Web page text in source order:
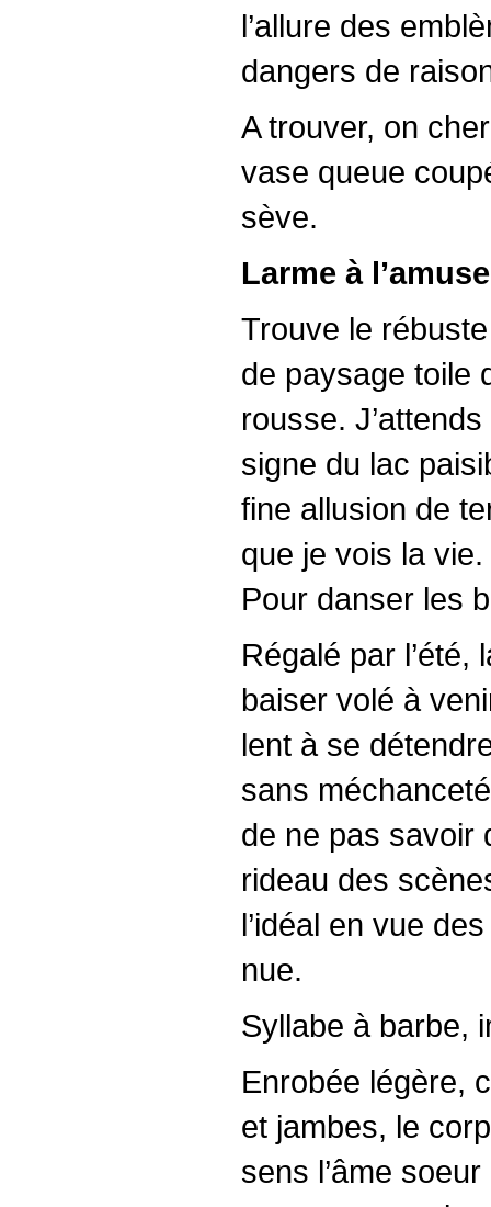
l’allure des
dangers de
A trouver, on
vase queue
sève.
Larme à
Trouve le
de paysage toile
rousse.
signe du lac
fine allusion de
que je vois la
Pour danser les
Régalé par l’été,
baiser volé à
lent à se
sans
de ne pas savoir
rideau des
l’idéal en vue
nue.
Syllabe à barbe,
Enrobée légère,
et jambes, le
sens l’âme